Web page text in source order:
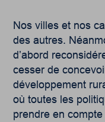
Nos villes et nos
des autres.
d’abord
cesser de
développement
où toutes les
prendre en